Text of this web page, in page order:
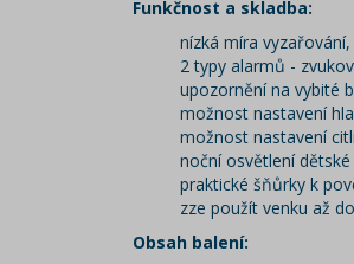
Funkčnost a skladba:
nízká míra
2 typy alarmů -
upozornění na vybité
možnost nastavení
možnost nastavení
noční osvětlení
praktické šňůrky k
zze použít venku až
Obsah balení: